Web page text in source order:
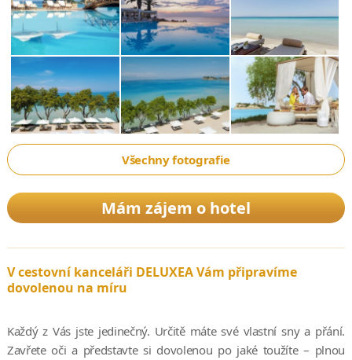
Všechny fotografie
Mám zájem o hotel
V cestovní kanceláři DELUXEA Vám připravíme
dovolenou na míru
Každý z Vás jste jedinečný. Určitě máte své vlastní sny a přání.
Zavřete oči a představte si dovolenou po jaké toužíte – plnou